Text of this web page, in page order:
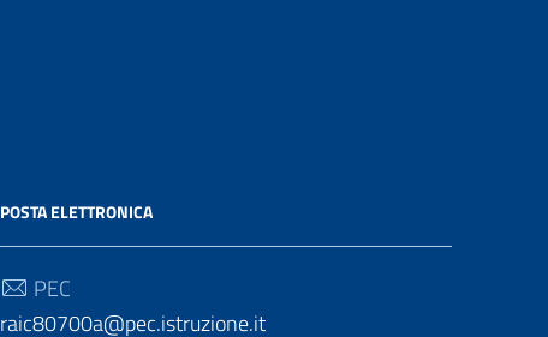
POSTA ELETTRONICA
PEC
raic80700a@pec.istruzione.it